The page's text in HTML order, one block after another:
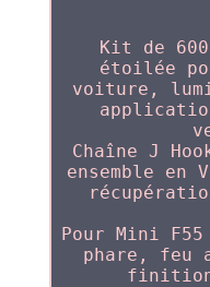
Kit de
étoilée
voiture,
Chaîne J
ensemble en
Pour Mini
phare, feu